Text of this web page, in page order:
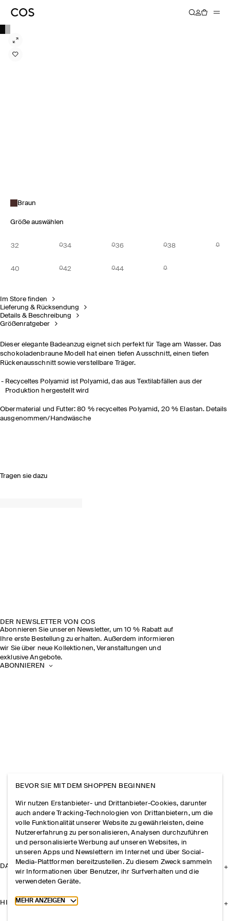
Braun
Größe auswählen
32 34 36 38
40 42 44
Im Store finden
Lieferung & Rücksendung
Details & Beschreibung
Größenratgeber
Dieser elegante Badeanzug eignet sich perfekt für Tage am Wasser. Das
schokoladenbraune Modell hat einen tiefen Ausschnitt, einen tiefen
Rückenausschnitt sowie verstellbare Träger.
Recyceltes Polyamid ist Polyamid, das aus Textilabfällen aus der
Produktion hergestellt wird
Obermaterial und Futter: 80 % recyceltes Polyamid, 20 % Elastan. Details
ausgenommen/Handwäsche
Tragen sie dazu
DER NEWSLETTER VON COS
Abonnieren Sie unseren Newsletter, um 10 % Rabatt auf
Ihre erste Bestellung zu erhalten. Außerdem informieren
wir Sie über neue Kollektionen, Veranstaltungen und
exklusive Angebote.
ABONNIEREN
DAS UNTERNEHMEN
HILFE
BEVOR SIE MIT DEM SHOPPEN BEGINNEN
Wir nutzen Erstanbieter- und Drittanbieter-Cookies, darunter
auch andere Tracking-Technologien von Drittanbietern, um die
volle Funktionalität unserer Website zu gewährleisten, deine
Nutzererfahrung zu personalisieren, Analysen durchzuführen
und personalisierte Werbung auf unseren Websites, in
unseren Apps und Newslettern im Internet und über Social-
Media-Plattformen bereitzustellen. Zu diesem Zweck sammeln
wir Informationen über Benutzer, ihr Surfverhalten und die
verwendeten Geräte.
Toggle more cookie information
MEHR ANZEIGEN